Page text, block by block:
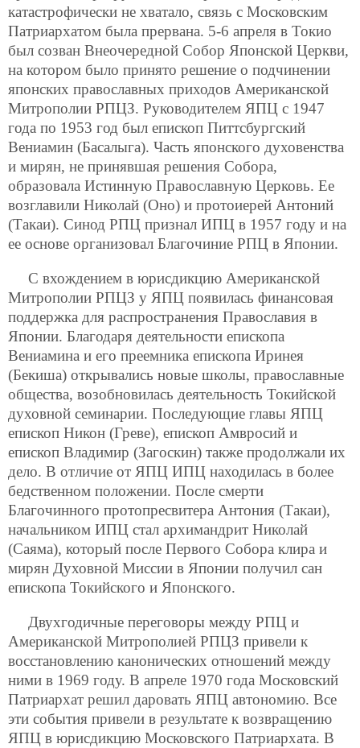
катастрофически не хватало, связь с Московским
Патриархатом была прервана. 5-6 апреля в Токио
был созван Внеочередной Собор Японской Церкви,
на котором было принято решение о подчинении
японских православных приходов Американской
Митрополии РПЦЗ. Руководителем ЯПЦ с 1947
года по 1953 год был епископ Питтсбургский
Вениамин (Басалыга). Часть японского духовенства
и мирян, не принявшая решения Собора,
образовала Истинную Православную Церковь. Ее
возглавили Николай (Оно) и протоиерей Антоний
(Такаи). Синод РПЦ признал ИПЦ в 1957 году и на
ее основе организовал Благочиние РПЦ в Японии.
С вхождением в юрисдикцию Американской
Митрополии РПЦЗ у ЯПЦ появилась финансовая
поддержка для распространения Православия в
Японии. Благодаря деятельности епископа
Вениамина и его преемника епископа Иринея
(Бекиша) открывались новые школы, православные
общества, возобновилась деятельность Токийской
духовной семинарии. Последующие главы ЯПЦ
епископ Никон (Греве), епископ Амвросий и
епископ Владимир (Загоскин) также продолжали их
дело. В отличие от ЯПЦ ИПЦ находилась в более
бедственном положении. После смерти
Благочинного протопресвитера Антония (Такаи),
начальником ИПЦ стал архимандрит Николай
(Саяма), который после Первого Собора клира и
мирян Духовной Миссии в Японии получил сан
епископа Токийского и Японского.
Двухгодичные переговоры между РПЦ и
Американской Митрополией РПЦЗ привели к
восстановлению канонических отношений между
ними в 1969 году. В апреле 1970 года Московский
Патриархат решил даровать ЯПЦ автономию. Все
эти события привели в результате к возвращению
ЯПЦ в юрисдикцию Московского Патриархата. В